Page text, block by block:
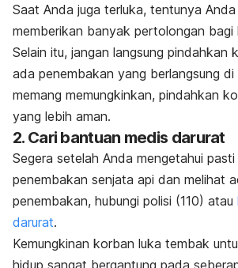
Saat Anda juga terluka, tentunya
memberikan banyak pertolongan
Selain itu, jangan langsung pindahkan
ada penembakan yang berlangsung
memang memungkinkan, pindahkan
yang lebih aman.
2. Cari bantuan medis darurat
Segera setelah Anda mengetahui
penembakan senjata api dan melihat
penembakan, hubungi polisi (110) atau
darurat.
Kemungkinan korban luka tembak
hidup sangat bergantung pada